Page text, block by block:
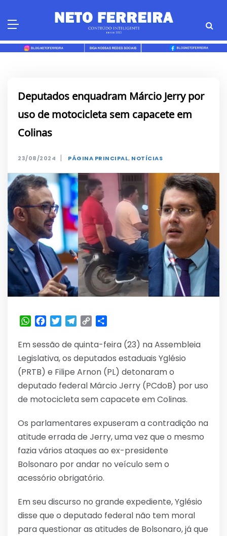
Deputados enquadram Márcio Jerry por
uso de motocicleta sem capacete em
Colinas
23/08/2024 | PÁGINA PRINCIPAL, NOTÍCIAS
WhatsApp
Facebook
TwitterTelegram
Copy
Em sessão de quinta-feira (23) na Assembleia
Legislativa, os deputados estaduais Yglésio
(PRTB) e Filipe Arnon (PL) detonaram o
deputado federal Márcio Jerry (PCdoB) por uso
de motocicleta sem capacete em Colinas.
Os parlamentares expuseram a contradição na
atitude errada de Jerry, uma vez que o mesmo
fazia vários ataques ao ex-presidente
Bolsonaro por andar no veículo sem o
acessório obrigatório.
Em seu discurso no grande expediente, Yglésio
disse que o deputado federal não tem moral
para questionar as atitudes de Bolsonaro, já que